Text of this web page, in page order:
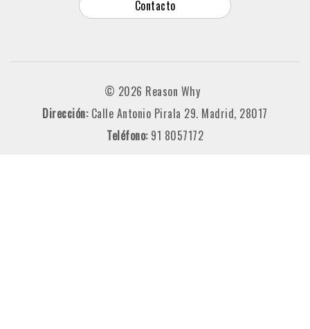
Contacto
© 2026 Reason Why
Dirección: Calle Antonio Pirala 29. Madrid, 28017
Teléfono: 91 8057172